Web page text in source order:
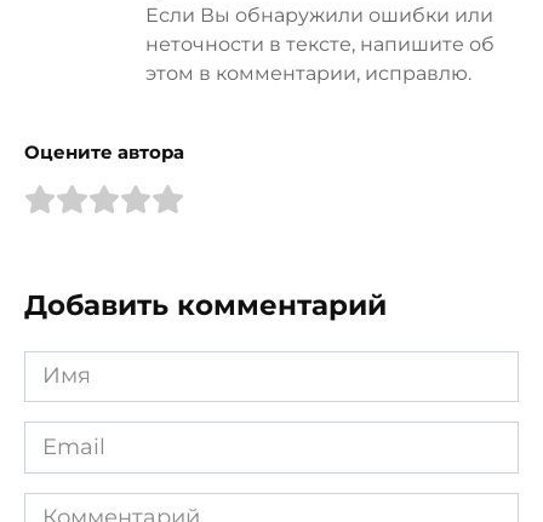
Если Вы обнаружили ошибки или
неточности в тексте, напишите об
этом в комментарии, исправлю.
Оцените автора
Добавить комментарий
Имя
*
Email
*
Комментарий